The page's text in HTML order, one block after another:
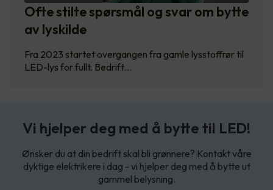
Ofte stilte spørsmål og svar om bytte
av lyskilde
Fra 2023 startet overgangen fra gamle lysstoffrør til
LED-lys for fullt. Bedrift…
Vi hjelper deg med å bytte til LED!
Ønsker du at din bedrift skal bli grønnere? Kontakt våre
dyktige elektrikere i dag - vi hjelper deg med å bytte ut
gammel belysning.